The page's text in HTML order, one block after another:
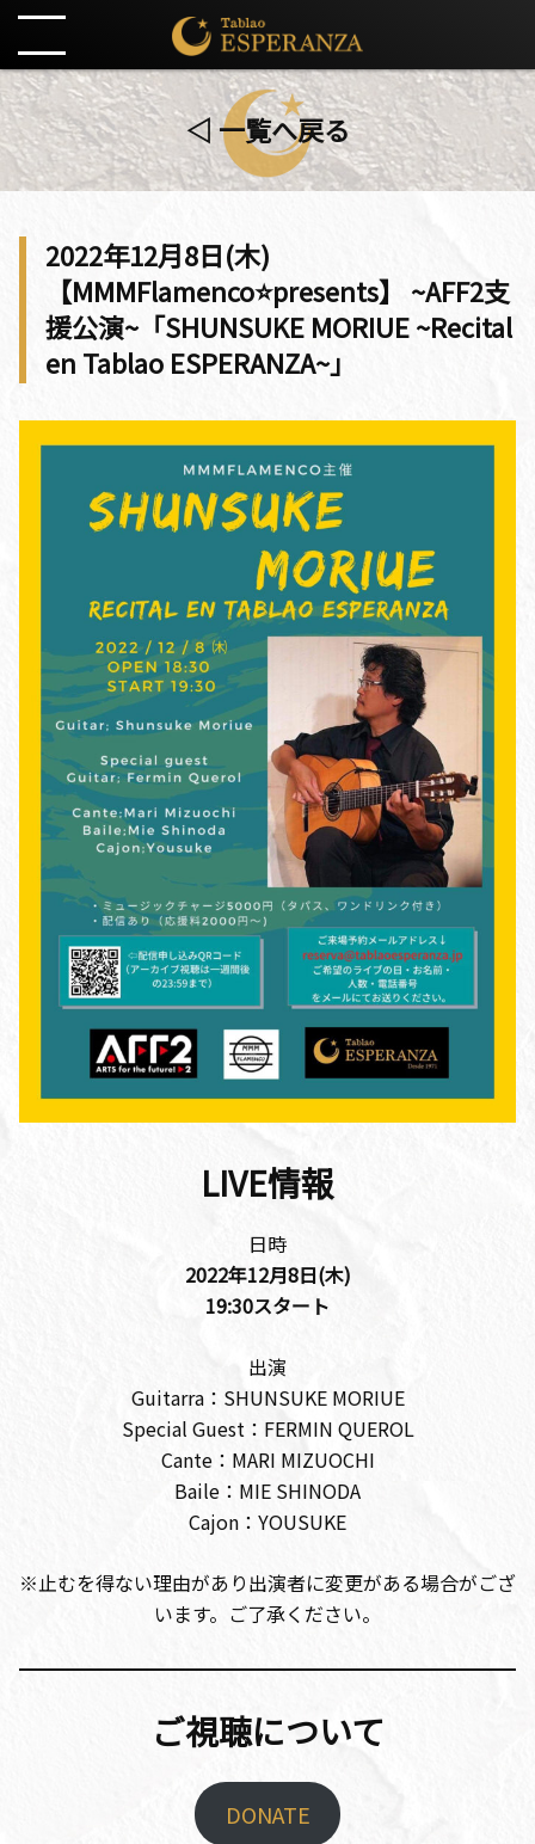
◁ 一覧へ戻る
2022年12月8日(木)
【MMMFlamenco⭐️presents】 ~AFF2支
援公演~「SHUNSUKE MORIUE ~Recital
en Tablao ESPERANZA~」
LIVE情報
日時
2022年12月8日(木)
19:30スタート
出演
Guitarra：SHUNSUKE MORIUE
Special Guest：FERMIN QUEROL
Cante：MARI MIZUOCHI
Baile：MIE SHINODA
Cajon：YOUSUKE
※止むを得ない理由があり出演者に変更がある場合がござ
います。ご了承ください。
ご視聴について
DONATE